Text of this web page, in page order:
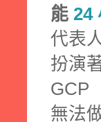
能 24
代表
扮演
GCP
無法